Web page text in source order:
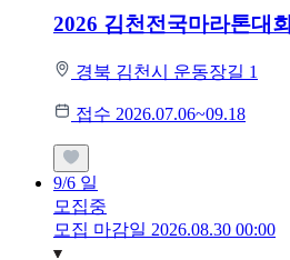
2026 김천전국마라톤대회
경북 김천시 운동장길 1
접수 2026.07.06~09.18
9/6 일
모집중
모집 마감일 2026.08.30 00:00